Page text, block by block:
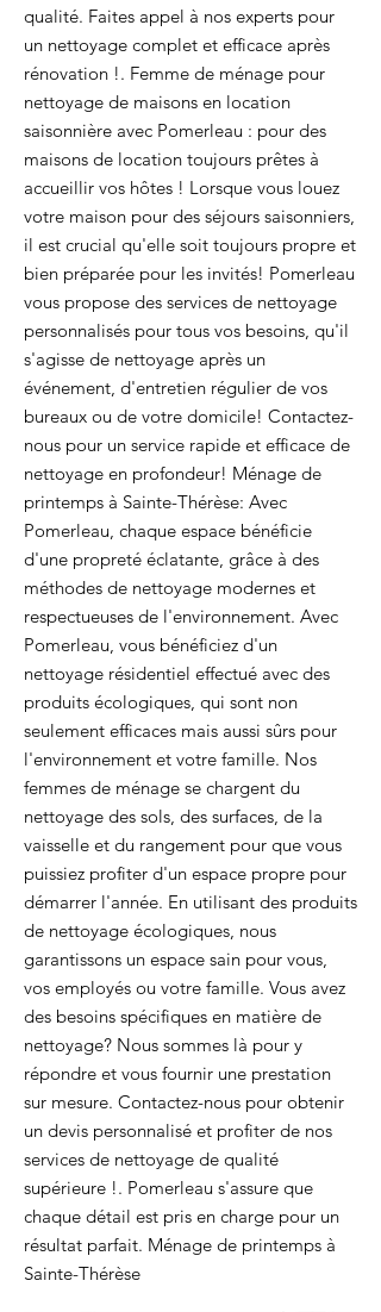
qualité. Faites appel à nos experts pour
un nettoyage complet et efficace après
rénovation !. Femme de ménage pour
nettoyage de maisons en location
saisonnière avec Pomerleau : pour des
maisons de location toujours prêtes à
accueillir vos hôtes ! Lorsque vous louez
votre maison pour des séjours saisonniers,
il est crucial qu'elle soit toujours propre et
bien préparée pour les invités! Pomerleau
vous propose des services de nettoyage
personnalisés pour tous vos besoins, qu'il
s'agisse de nettoyage après un
événement, d'entretien régulier de vos
bureaux ou de votre domicile! Contactez-
nous pour un service rapide et efficace de
nettoyage en profondeur! Ménage de
printemps à Sainte-Thérèse: Avec
Pomerleau, chaque espace bénéficie
d'une propreté éclatante, grâce à des
méthodes de nettoyage modernes et
respectueuses de l'environnement. Avec
Pomerleau, vous bénéficiez d'un
nettoyage résidentiel effectué avec des
produits écologiques, qui sont non
seulement efficaces mais aussi sûrs pour
l'environnement et votre famille. Nos
femmes de ménage se chargent du
nettoyage des sols, des surfaces, de la
vaisselle et du rangement pour que vous
puissiez profiter d'un espace propre pour
démarrer l'année. En utilisant des produits
de nettoyage écologiques, nous
garantissons un espace sain pour vous,
vos employés ou votre famille. Vous avez
des besoins spécifiques en matière de
nettoyage? Nous sommes là pour y
répondre et vous fournir une prestation
sur mesure. Contactez-nous pour obtenir
un devis personnalisé et profiter de nos
services de nettoyage de qualité
supérieure !. Pomerleau s'assure que
chaque détail est pris en charge pour un
résultat parfait. Ménage de printemps à
Sainte-Thérèse